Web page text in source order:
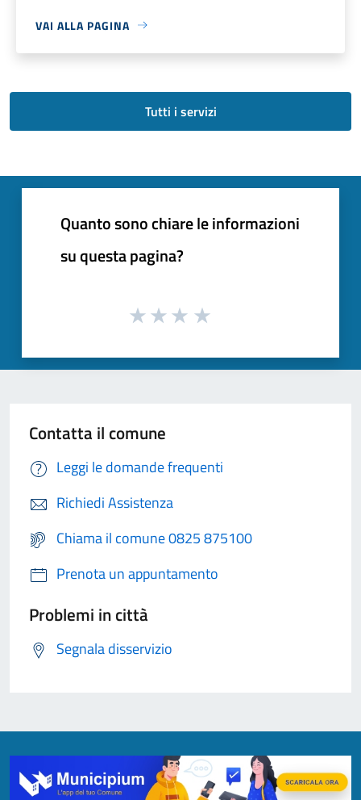
VAI ALLA PAGINA
Tutti i servizi
Quanto sono chiare le informazioni
su questa pagina?
Contatta il comune
Leggi le domande frequenti
Richiedi Assistenza
Chiama il comune 0825 875100
Prenota un appuntamento
Problemi in città
Segnala disservizio